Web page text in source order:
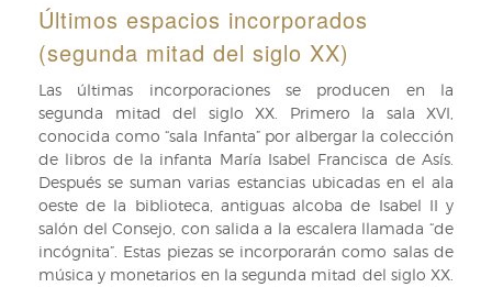
Últimos espacios incorporados
(segunda mitad del siglo XX)
Las últimas incorporaciones se producen en la
segunda mitad del siglo XX. Primero la sala XVI,
conocida como “sala Infanta” por albergar la colección
de libros de la infanta María Isabel Francisca de Asís.
Después se suman varias estancias ubicadas en el ala
oeste de la biblioteca, antiguas alcoba de Isabel II y
salón del Consejo, con salida a la escalera llamada “de
incógnita”. Estas piezas se incorporarán como salas de
música y monetarios en la segunda mitad del siglo XX.